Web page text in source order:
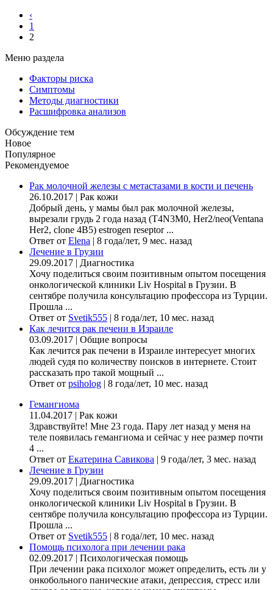
‹
1
2
Меню раздела
Факторы риска
Симптомы
Методы диагностики
Расшифровка анализов
Обсуждение тем
Новое
Популярное
Рекомендуемое
Рак молочной железы с метастазами в кости и печень
26.10.2017 | Рак кожи
Добрый день, у мамы был рак молочной железы,
вырезали грудь 2 года назад (Т4N3M0, Her2/neo(Ventana
Her2, clone 4B5) estrogen reseptor ...
Ответ от Elena | 8 года/лет, 9 мес. назад
Лечение в Грузии
29.09.2017 | Диагностика
Хочу поделиться своим позитивным опытом посещения
онкологической клиники Liv Hospital в Грузии. В
сентябре получила консультацию профессора из Турции.
Прошла ...
Ответ от Svetik555 | 8 года/лет, 10 мес. назад
Как лечится рак печени в Израиле
03.09.2017 | Общие вопросы
Как лечится рак печени в Израиле интересует многих
людей судя по количеству поисков в интернете. Стоит
рассказать про такой мощный ...
Ответ от psiholog | 8 года/лет, 10 мес. назад
Гемангиома
11.04.2017 | Рак кожи
Здравствуйте! Мне 23 года. Пару лет назад у меня на
теле появилась гемангиома и сейчас у нее размер почти
4 ...
Ответ от Екатерина Савикова | 9 года/лет, 3 мес. назад
Лечение в Грузии
29.09.2017 | Диагностика
Хочу поделиться своим позитивным опытом посещения
онкологической клиники Liv Hospital в Грузии. В
сентябре получила консультацию профессора из Турции.
Прошла ...
Ответ от Svetik555 | 8 года/лет, 10 мес. назад
Помощь психолога при лечении рака
02.09.2017 | Психологическая помощь
При лечении рака психолог может определить, есть ли у
онкобольного панические атаки, депрессия, стресс или